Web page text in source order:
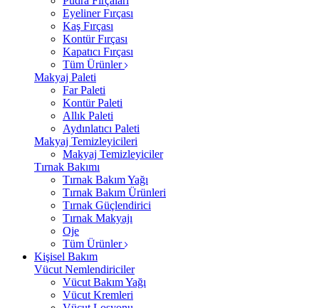
Eyeliner Fırçası
Kaş Fırçası
Kontür Fırçası
Kapatıcı Fırçası
Tüm Ürünler
Makyaj Paleti
Far Paleti
Kontür Paleti
Allık Paleti
Aydınlatıcı Paleti
Makyaj Temizleyicileri
Makyaj Temizleyiciler
Tırnak Bakımı
Tırnak Bakım Yağı
Tırnak Bakım Ürünleri
Tırnak Güçlendirici
Tırnak Makyajı
Oje
Tüm Ürünler
Kişisel Bakım
Vücut Nemlendiriciler
Vücut Bakım Yağı
Vücut Kremleri